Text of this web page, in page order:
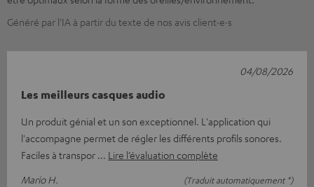
Généré par l’IA à partir du texte de nos avis client·e·s
Les meilleurs casques audio
Un produit génial et un son exceptionnel. L'application qui
l'accompagne permet de régler les différents profils sonores.
Faciles à transpor
Lire l’évaluation complète
Mario H.
(Traduit automatiquement *)
04/08/2026